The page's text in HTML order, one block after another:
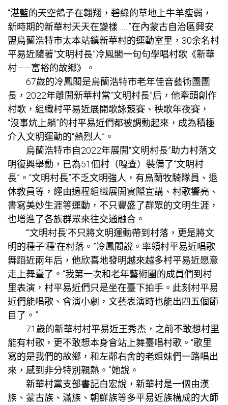
“湛藍的天空鴿子在翱翔，碧綠的草地上牛羊瘦弱，
新時期的新華村天天在變樣……”在內蒙古自治區興安
盟烏蘭浩特市太本站鎮新華村的運動室里，30余名村
平易近隨著“文明村長”冷鳳閣一句句學唱村歌《新華
村——富裕的故鄉》。
67歲的冷鳳閣是烏蘭浩特市老年佳音藝術團團
長，2022年離開新華村當“文明村長”后，他牽頭創作
村歌，組織村平易近展開歌詠競賽、秧歌年夜賽，
“沒事炕上躺”的村平易近們都被調動起來，成為積極
介入文明運動的“熱烈人”。
烏蘭浩特市自2022年展開“文明村長”助力村落文
明復興舉動，已為51個村（嘎查）裝備了“文明村
長”。“文明村長”不乏文明強人，有烏蘭牧騎隊員、退
休教員等，經由過程組織展開實際宣講、村歌響亮、
書寫美妙生涯等運動，不只豐盛了群眾的文明生涯，
也增進了各族群眾來往交通融合。
“‘文明村長’不只將文明運動帶到村落，更是將文
明的種子‘種’在村落。”冷鳳閣說。率領村平易近唱歌
舞蹈近兩年后，他欣喜地發明越來越多村平易近愿意
走上舞臺了。“我第一次和老年藝術團的成員們到村
里表演，村平易近們只是坐在臺下拍手。此刻村平易
近們能唱歌、會演小劇，文藝表演時也能出四五個節
目了。”
71歲的新華村村平易近王秀杰，之前不敢想村里
能有村歌，更不敢想本身會站上舞臺唱村歌。“歌里
寫的是我們的故鄉，和左鄰右舍的老姐妹們一路唱出
來，感到非分特別親熱。”她說。
新華村黨支部書記白宏說，新華村是一個由漢
族、蒙古族、滿族、朝鮮族等多平易近族構成的大師